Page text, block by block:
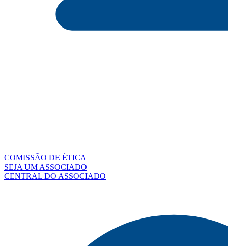
COMISSÃO DE ÉTICA
SEJA UM ASSOCIADO
CENTRAL DO ASSOCIADO